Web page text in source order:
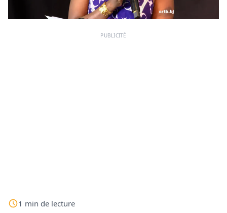
PUBLICITÉ
1 min de lecture